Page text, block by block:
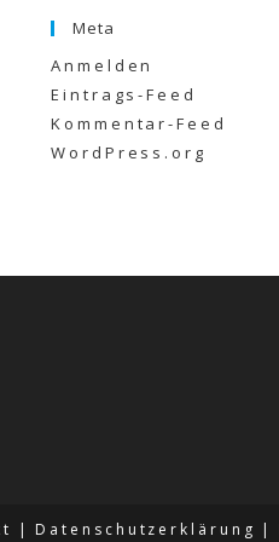
Meta
Anmelden
Eintrags-Feed
Kommentar-Feed
WordPress.org
Datenschutzerklärung